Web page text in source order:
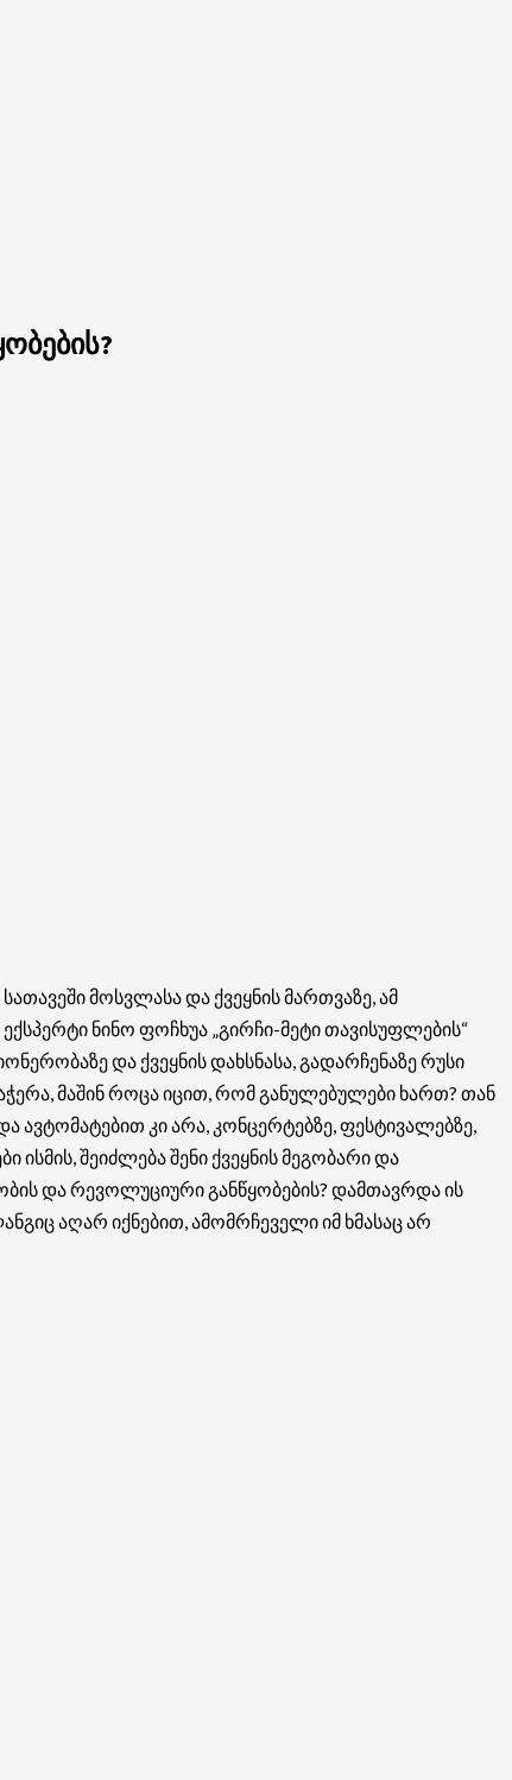
მოსვლასა და ქვეყნის მართვაზე, ამ
ნინო ფოჩხუა „გირჩი-მეტი თავისუფლების“
და ქვეყნის დახსნასა, გადარჩენაზე რუსი
მაშინ როცა იცით, რომ განულებულები ხართ? თან
კი არა, კონცერტებზე, ფესტივალებზე,
შეიძლება შენი ქვეყნის მეგობარი და
და რევოლუციური განწყობების? დამთავრდა ის
აღარ იქნებით, ამომრჩეველი იმ ხმასაც არ